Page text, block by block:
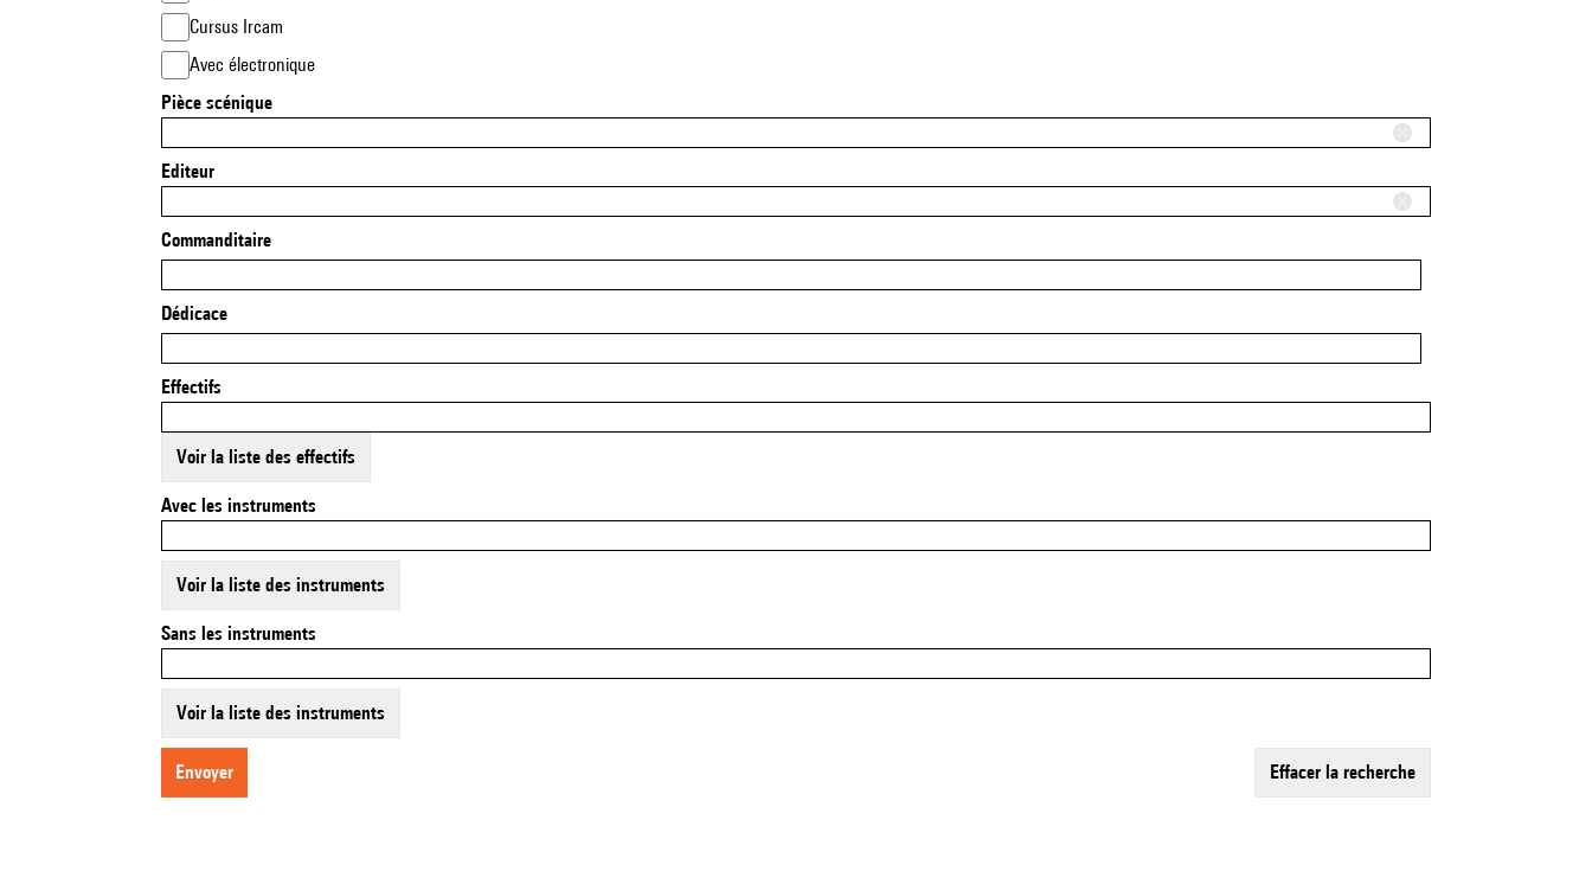
Cursus Ircam
Avec électronique
Pièce scénique
Editeur
Commanditaire
Dédicace
Effectifs
Voir la liste des effectifs
Avec les instruments
Voir la liste des instruments
Sans les instruments
Voir la liste des instruments
envoyer effacer la recherche